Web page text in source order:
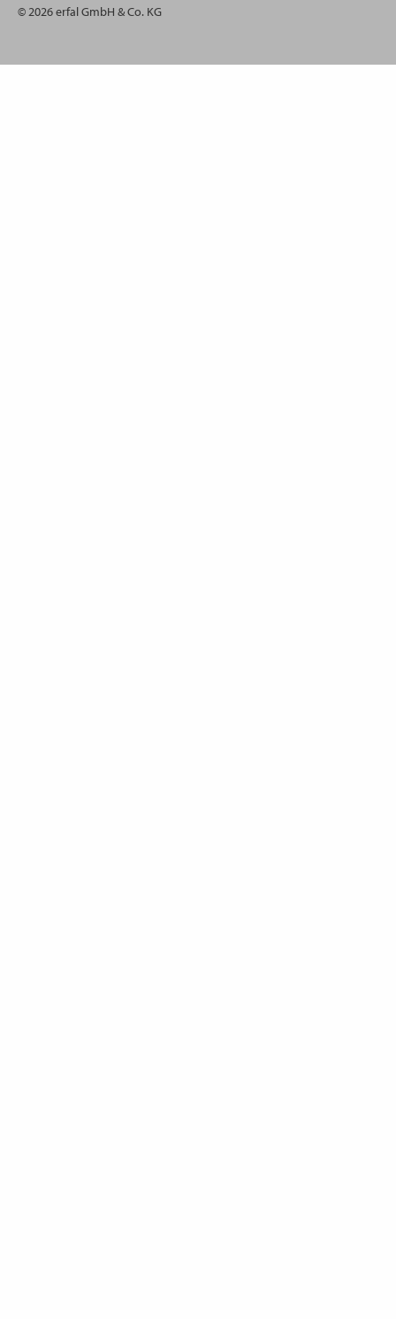
© 2026 erfal GmbH & Co. KG